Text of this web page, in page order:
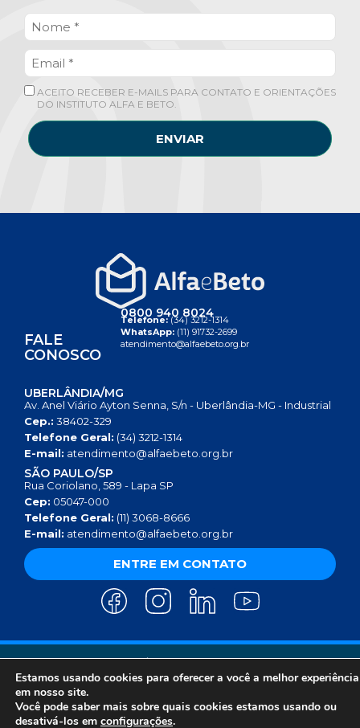
ACEITO RECEBER E-MAILS PARA CONTATO E ORIENTAÇÕES
DO INSTITUTO ALFA E BETO.
ENVIAR
FALE
CONOSCO
0800 940 8024
Telefone:(34) 3212-1314
WhatsApp: (11) 91732-2699
atendimento@alfaebeto.org.br
UBERLÂNDIA/MG
Av. Anel Viário Ayton Senna, S/n - Uberlândia-MG - Industrial
Cep.: 38402-329
Telefone Geral: (34) 3212-1314
E-mail: atendimento@alfaebeto.org.br
SÃO PAULO/SP
Rua Coriolano, 589 - Lapa SP
Cep: 05047-000
Telefone Geral: (11) 3068-8666
E-mail: atendimento@alfaebeto.org.br
ENTRE EM CONTATO
AVISO DE PRIVACIDADE POLÍTICA DE PRIVACIDADE
AVISO SOBRE COOKIES
COPYRIGHT 2025 © INSTITUTO ALFA E BETO - 08.458.084/0001-13
Estamos usando cookies para oferecer a você a melhor experiência
em nosso site.
Você pode saber mais sobre quais cookies estamos usando ou
desativá-los em configurações.